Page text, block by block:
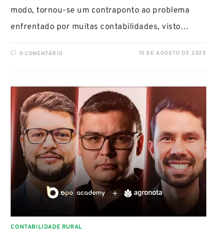
modo, tornou-se um contraponto ao problema
enfrentado por muitas contabilidades, visto…
0 COMENTÁRIO 10 DE AGOSTO DE 2025
CONTABILIDADE RURAL